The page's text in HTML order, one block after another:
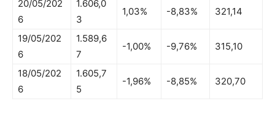
20/05/202
6
1.606,0
3
1,03% -8,83% 321,14
19/05/202
6
1.589,6
7
-1,00% -9,76% 315,10
18/05/202
6
1.605,7
5
-1,96% -8,85% 320,70